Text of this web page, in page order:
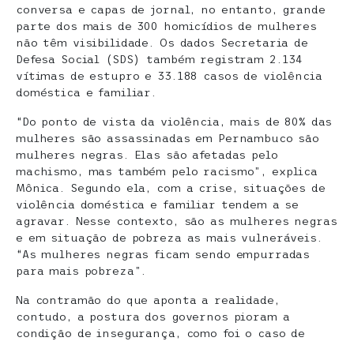
conversa e capas de jornal, no entanto, grande
parte dos mais de 300 homicídios de mulheres
não têm visibilidade. Os dados Secretaria de
Defesa Social (SDS) também registram 2.134
vítimas de estupro e 33.188 casos de violência
doméstica e familiar.
“Do ponto de vista da violência, mais de 80% das
mulheres são assassinadas em Pernambuco são
mulheres negras. Elas são afetadas pelo
machismo, mas também pelo racismo”, explica
Mônica. Segundo ela, com a crise, situações de
violência doméstica e familiar tendem a se
agravar. Nesse contexto, são as mulheres negras
e em situação de pobreza as mais vulneráveis.
“As mulheres negras ficam sendo empurradas
para mais pobreza”.
Na contramão do que aponta a realidade,
contudo, a postura dos governos pioram a
condição de insegurança, como foi o caso de